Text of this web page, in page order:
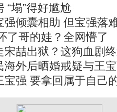
“塌”得好尴尬
倾囊相助 但宝强落
了哥的娃？全网懵了
宋喆出狱？这狗血剧
海外后晒婚戒疑与王
宝强 要拿回属于自己